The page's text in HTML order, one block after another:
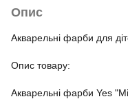
Опис
Акварельні фарби для
Опис товару:
Акварельні фарби Yes